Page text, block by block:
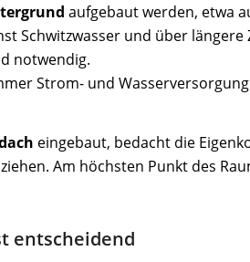
aufgebaut werden, etwa
Schwitzwasser und über
notwendig.
Strom- und
eingebaut, bedacht die
Am höchsten Punkt des
entscheidend